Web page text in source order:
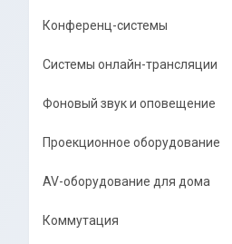
Конференц-системы
Системы онлайн-трансляции
Фоновый звук и оповещение
Проекционное оборудование
AV-оборудование для дома
Коммутация